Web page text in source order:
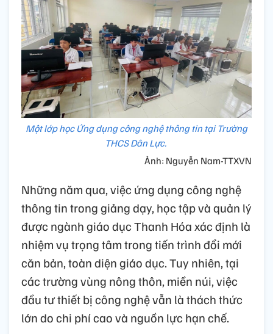
Một lớp học Ứng dụng công nghệ thông tin tại Trường
THCS Dân Lực.
Ảnh: Nguyễn Nam-TTXVN
Những năm qua, việc ứng dụng công nghệ
thông tin trong giảng dạy, học tập và quản lý
được ngành giáo dục Thanh Hóa xác định là
nhiệm vụ trọng tâm trong tiến trình đổi mới
căn bản, toàn diện giáo dục. Tuy nhiên, tại
các trường vùng nông thôn, miền núi, việc
đầu tư thiết bị công nghệ vẫn là thách thức
lớn do chi phí cao và nguồn lực hạn chế.